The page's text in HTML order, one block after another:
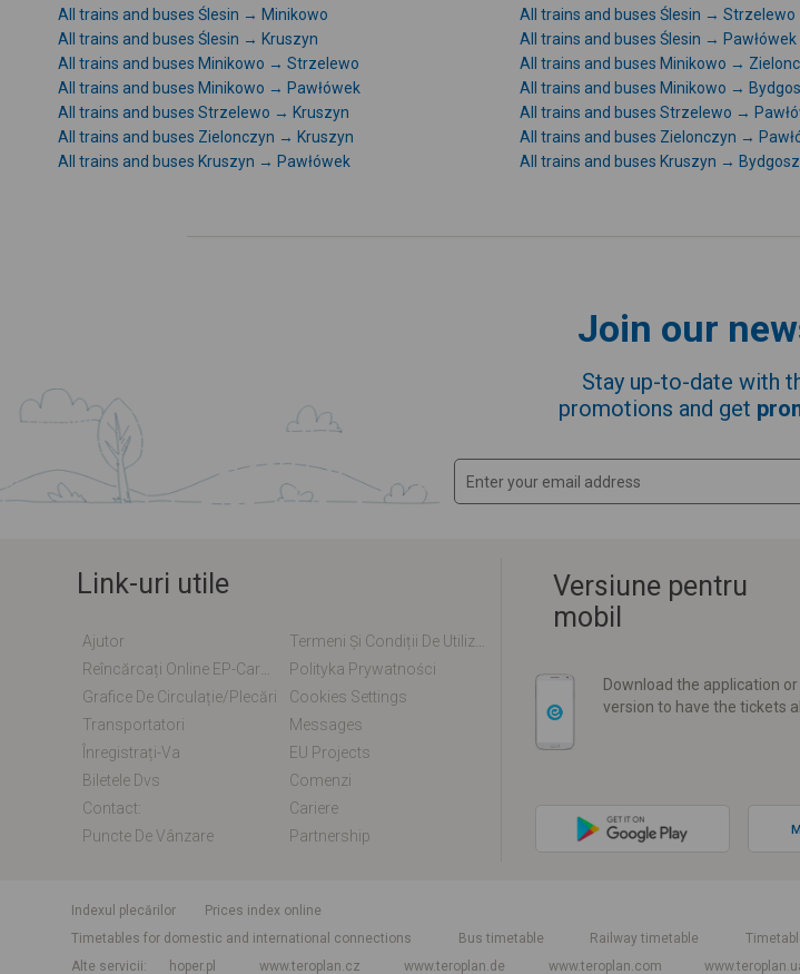
All trains and buses Ślesin → Minikowo
All trains and buses Ślesin → Strzelewo
All trains and buses Ślesin → Kruszyn
All trains and buses Ślesin → Pawłówek
All trains and buses Minikowo → Strzelewo
All trains and buses Minikowo →
All trains and buses Minikowo → Pawłówek
All trains and buses Minikowo →
All trains and buses Strzelewo → Kruszyn
All trains and buses Strzelewo →
All trains and buses Zielonczyn → Kruszyn
All trains and buses Zielonczyn →
All trains and buses Kruszyn → Pawłówek
All trains and buses Kruszyn →
Join our
Stay up-to-date with
promotions and get
Link-uri utile
Ajutor
Polityka Prywatności
Grafice De Circulație/plecări
Cookies Settings
Transportatori
Messages
Înregistrați-Va
EU Projects
Biletele Dvs
Comenzi
Contact:
Cariere
Puncte De Vânzare
Partnership
Versiune pentru
mobil
Download the application
version to have the tickets
Indexul plecărilor Prices index online
Timetables for domestic and international connections
Bus timetable Railway timetable
Alte servicii
hoper.pl www.teroplan.cz www.teroplan.de www.teroplan.com